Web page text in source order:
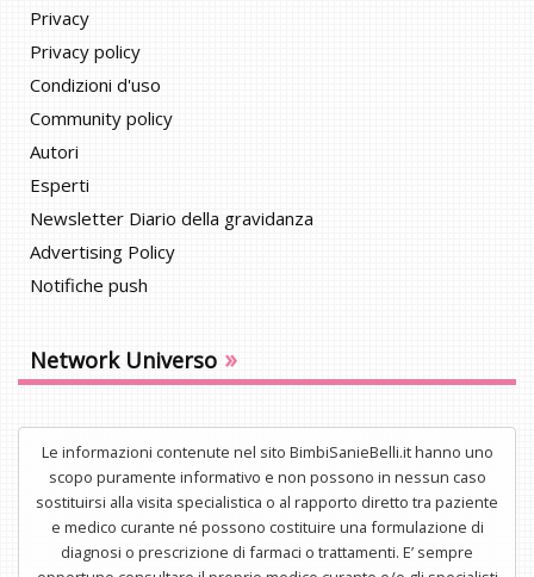
Privacy
Privacy policy
Condizioni d'uso
Community policy
Autori
Esperti
Newsletter Diario della gravidanza
Advertising Policy
Notifiche push
Network Universo »
Le informazioni contenute nel sito BimbiSanieBelli.it hanno uno
scopo puramente informativo e non possono in nessun caso
sostituirsi alla visita specialistica o al rapporto diretto tra paziente
e medico curante né possono costituire una formulazione di
diagnosi o prescrizione di farmaci o trattamenti. E’ sempre